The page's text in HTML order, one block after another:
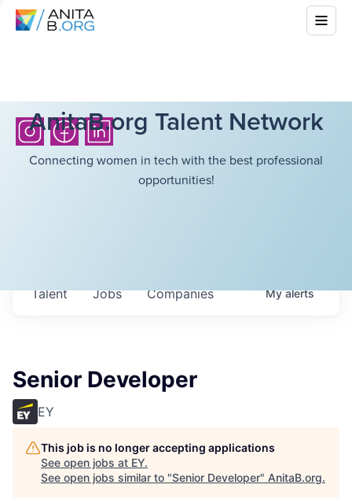
AnitaB.org Talent Network
Connecting women in tech with the best professional
opportunities!
Jobs Companies
Talent Myalerts
Senior Developer
EY
This job is no longer accepting applications
See open jobs at EY.
See open jobs similar to "Senior Developer" AnitaB.org.